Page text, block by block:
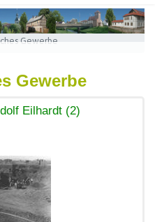
Gewerbe
Gewerbe
Eilhardt (2)